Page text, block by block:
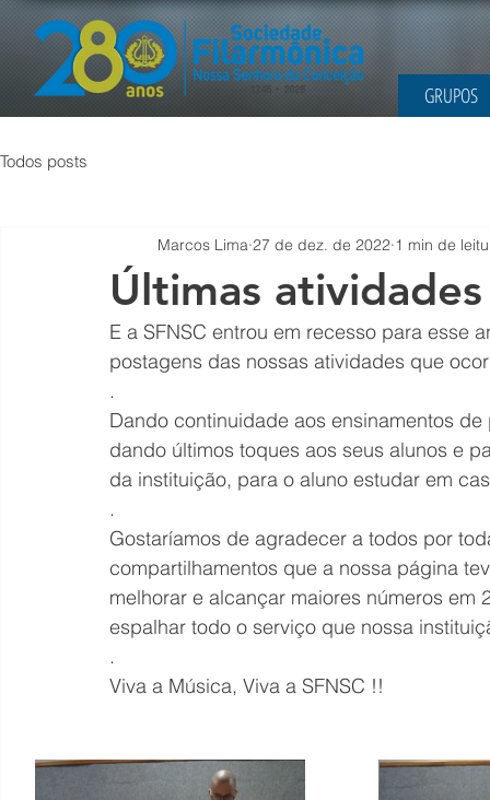
GRUPOS
Todos posts
Últimas
Marcos Lima 27 de dez. de 2022 1 min de
E a SFNSC entrou em recesso para esse
postagens das nossas atividades que
.
Dando continuidade aos ensinamentos
dando últimos toques aos seus alunos e
da instituição, para o aluno estudar em
.
Gostaríamos de agradecer a todos por
compartilhamentos que a nossa página
melhorar e alcançar maiores números
espalhar todo o serviço que nossa
.
Viva a Música, Viva a SFNSC !!